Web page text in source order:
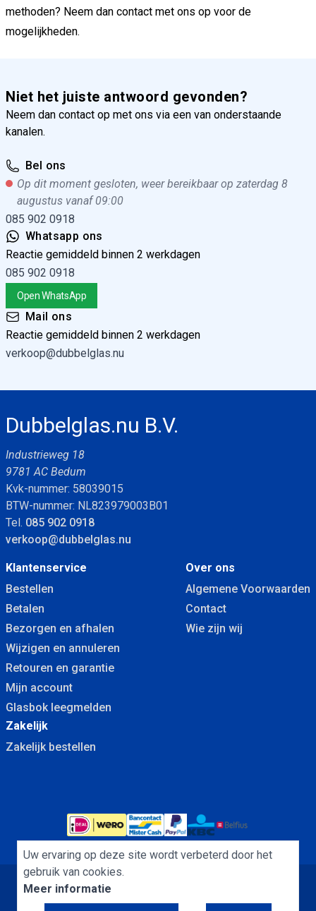
methoden? Neem dan contact met ons op voor de
mogelijkheden.
Niet het juiste antwoord gevonden?
Neem dan contact op met ons via een van onderstaande
kanalen.
Bel ons
Op dit moment gesloten, weer bereikbaar op zaterdag 8
augustus vanaf 09:00
085 902 0918
Whatsapp ons
Reactie gemiddeld binnen 2 werkdagen
085 902 0918
Open WhatsApp
Mail ons
Reactie gemiddeld binnen 2 werkdagen
verkoop@dubbelglas.nu
Dubbelglas.nu B.V.
Industrieweg 18
9781 AC Bedum
Kvk-nummer: 58039015
BTW-nummer: NL823979003B01
Tel. 085 902 0918
verkoop@dubbelglas.nu
Klantenservice
Bestellen
Betalen
Bezorgen en afhalen
Wijzigen en annuleren
Retouren en garantie
Mijn account
Glasbok leegmelden
Over ons
Algemene Voorwaarden
Contact
Wie zijn wij
Zakelijk
Zakelijk bestellen
Algemene Voorwaarden
Uw ervaring op deze site wordt verbeterd door het
gebruik van cookies.
Meer informatie